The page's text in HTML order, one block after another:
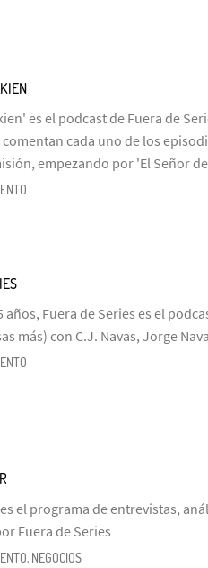
es el podcast de Fuera de
comentan cada uno de los
empezando por 'El Señor
años, Fuera de Series es el
más) con C.J. Navas, Jorge
el programa de entrevistas,
Fuera de Series
NEGOCIOS